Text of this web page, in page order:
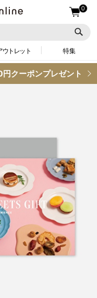
0
ウトレット 特集
クーポンプレゼント